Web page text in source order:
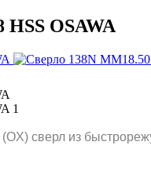
HSS OSAWA
сверл из